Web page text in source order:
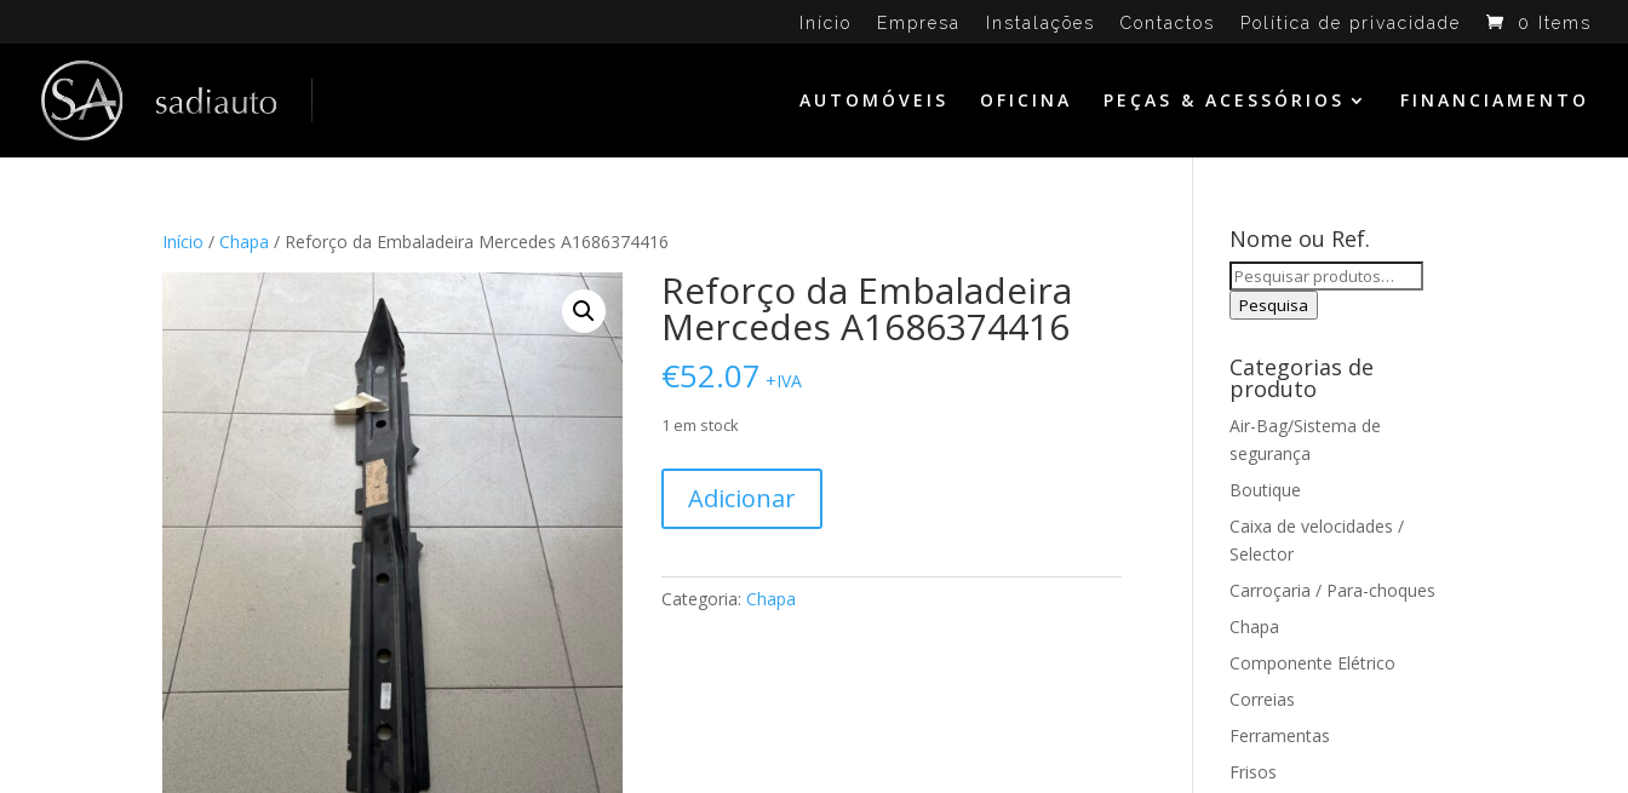
Início Empresa Instalações Contactos Política de privacidade 0 Items
AUTOMÓVEIS OFICINA PEÇAS & ACESSÓRIOS FINANCIAMENTO
Início /Chapa / Reforço da Embaladeira Mercedes A1686374416
Reforço da Embaladeira
Mercedes A1686374416
€52.07 +IVA
1 em stock
Reforço
Embaladeira
Adicionar
Categoria:Chapa
Nome ou Ref.
Pesquisar
por:
Pesquisa
Categorias de
produto
Air-Bag/Sistema de
segurança
Boutique
Caixa de velocidades /
Selector
Carroçaria / Para-choques
Chapa
Componente Elétrico
Correias
Ferramentas
Frisos